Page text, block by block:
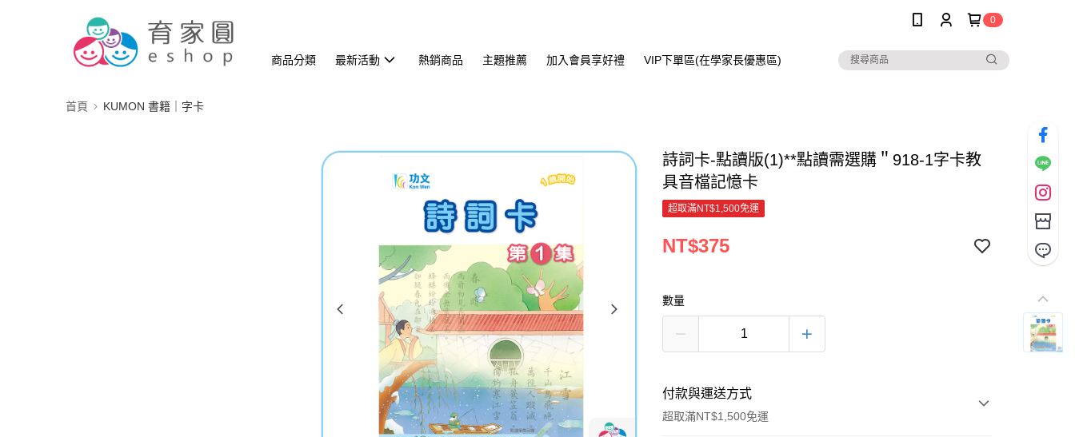
0
商品分類 最新活動 熱銷商品 主題推薦 加入會員享好禮 VIP下單區(在學家長優惠區)
首頁 KUMON 書籍｜字卡
詩詞卡-點讀版(1)**點讀需選購＂918-1字卡教
具音檔記憶卡
超取滿NT$1,500免運
NT$375
數量
付款與運送方式
超取滿NT$1,500免運